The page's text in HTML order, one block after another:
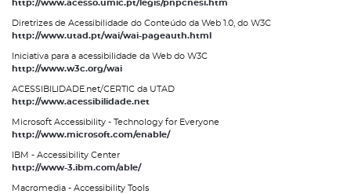
http://www.acesso.umic.pt/legis/pnpcnesi.htm
Diretrizes de Acessibilidade do Conteúdo da Web 1.0, do W3C
http://www.utad.pt/wai/wai-pageauth.html
Iniciativa para a acessibilidade da Web do W3C
http://www.w3c.org/wai
ACESSIBILIDADE.net/CERTIC da UTAD
http://www.acessibilidade.net
Microsoft Accessibility - Technology for Everyone
http://www.microsoft.com/enable/
IBM - Accessibility Center
http://www-3.ibm.com/able/
Macromedia - Accessibility Tools